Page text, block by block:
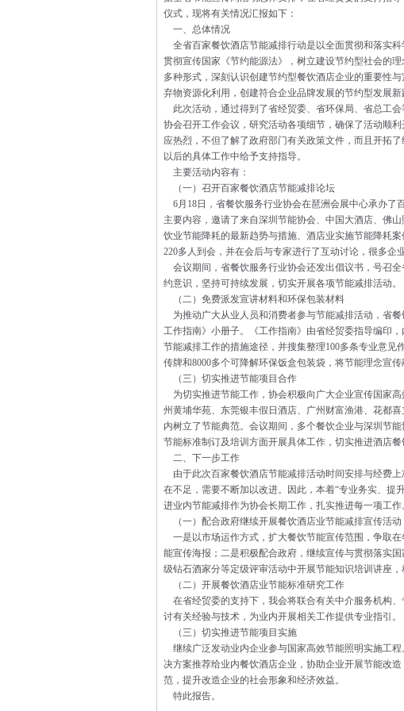
仪式，现将有关情况汇报如下：
一、总体情况
全省百家餐饮酒店节能减排行动是以全面贯彻和落实
贯彻宣传国家《节约能源法》，树立建设节约型社会的
多种形式，深刻认识创建节约型餐饮酒店企业的重要性
弃物资源化利用，创建符合企业品牌发展的节约型发展新
此次活动，通过得到了省经贸委、省环保局、省总工
协会召开工作会议，研究活动各项细节，确保了活动顺
应热烈，不但了解了政府部门有关政策文件，而且开拓
以后的具体工作中给予支持指导。
主要活动内容有：
（一）召开百家餐饮酒店节能减排论坛
6月18日，省餐饮服务行业协会在琶洲会展中心承办了
主要内容，邀请了来自深圳节能协会、中国大酒店、佛
饮业节能降耗的最新趋势与措施、酒店业实施节能降耗
220多人到会，并在会后与专家进行了互动讨论，很多企
会议期间，省餐饮服务行业协会还发出倡议书，号召
约意识，坚持可持续发展，切实开展各项节能减排活动。
（二）免费派发宣讲材料和环保包装材料
为推动广大从业人员和消费者参与节能减排活动，省
工作指南》小册子。《工作指南》由省经贸委指导编印
节能减排工作的措施途径，并搜集整理100多条专业意见
传牌和8000多个可降解环保饭盒包装袋，将节能理念宣传
（三）切实推进节能项目合作
为切实推进节能工作，协会积极向广大企业宣传国家
州黄埔华苑、东莞银丰假日酒店、广州财富渔港、花都
内树立了节能典范。会议期间，多个餐饮企业与深圳节
节能标准制订及培训方面开展具体工作，切实推进酒店餐
二、下一步工作
由于此次百家餐饮酒店节能减排活动时间安排与经费
在不足，需要不断加以改进。因此，本着“专业务实、提
进业内节能减排作为协会长期工作，扎实推进每一项工作
（一）配合政府继续开展餐饮酒店业节能减排宣传活动
一是以市场运作方式，扩大餐饮节能宣传范围，争取
能宣传海报；二是积极配合政府，继续宣传与贯彻落实
级钻石酒家分等定级评审活动中开展节能知识培训讲座
（二）开展餐饮酒店业节能标准研究工作
在省经贸委的支持下，我会将联合有关中介服务机构
讨有关经验与技术，为业内开展相关工作提供专业指引。
（三）切实推进节能项目实施
继续广泛发动业内企业参与国家高效节能照明实施工
决方案推荐给业内餐饮酒店企业，协助企业开展节能改
范，提升改造企业的社会形象和经济效益。
特此报告。